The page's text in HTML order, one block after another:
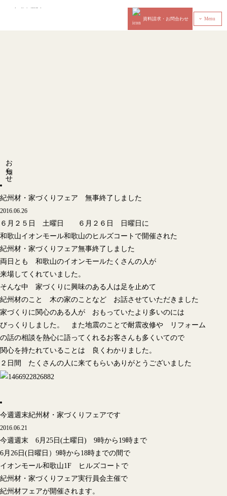
資料請求・お問合わせ ‹ Menu
お知らせ
紀州材・家づくりフェア 無事終了しました
2016.06.26
６月２５日 土曜日 ６月２６日 日曜日に
和歌山イオンモール和歌山のヒルズコートで開催された
紀州材・家づくりフェア無事終了しました
両日とも 和歌山のイオンモールたくさんの人が
来場してくれていました。
そんな中 家づくりに興味のある人は足を止めて
紀州材のこと 木の家のことなど お話させていただきました
家づくりに関心のある人が おもっていたより多いのには
びっくりしました。 また地震のことで耐震改修や リフォーム
の話の相談を熱心に語ってくれるお客さんも多くいてので
関心を持たれていることは 良くわかりました。
２日間 たくさんの人に来てもらいありがとうございました
今週週末紀州材・家づくりフェアです
2016.06.21
今週週末 6月25日(土曜日) 9時から19時まで
6月26日(日曜日）9時から18時までの間で
イオンモール和歌山1F ヒルズコートで
紀州材・家づくりフェア実行員会主催で
紀州材フェアが開催されます。